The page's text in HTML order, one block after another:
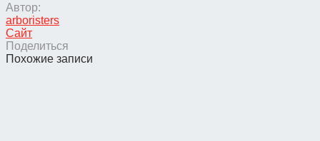
Автор:
arboristers
Сайт
Поделиться
Похожие записи